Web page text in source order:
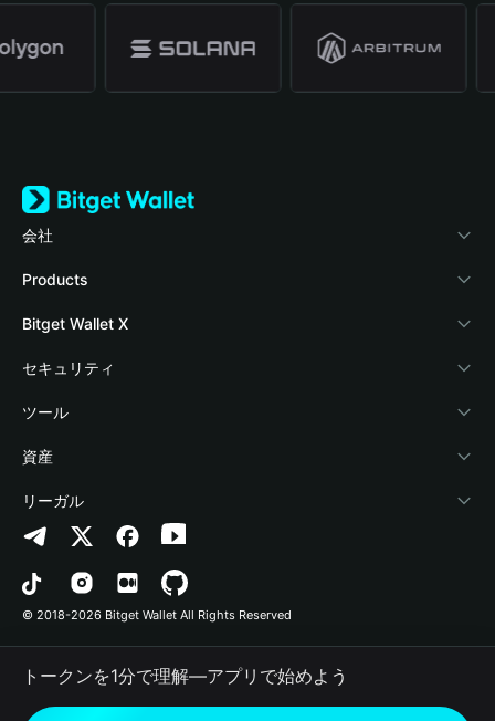
会社
Bitget Walletについて
ブログ
アカデミー
暗号資産ニュース
Help Center
お問い合わせ
ブランドリソース
キャリア
Products
Crypto Card
Stablecoin Earn
Payfi Crypto
Crypto Swap API
Altcoin Season Index
Prediction Markets
DApp
RWA
Bitget Wallet X
デベロッパー
ウォレットを接続
Bitget Wallet Pay
プロジェクトを掲載
セキュリティ
保護基金
セキュリティ技術
ツール
暗号資産を購入
認証検出
コントラクト検出
一括送金
資産
Arbitrum
Avalanche
Bitcoin
Polygon
リーガル
プライバシーポリシー
利用規約
© 2018-2026 Bitget Wallet All Rights Reserved
トークンを1分で理解―アプリで始めよう